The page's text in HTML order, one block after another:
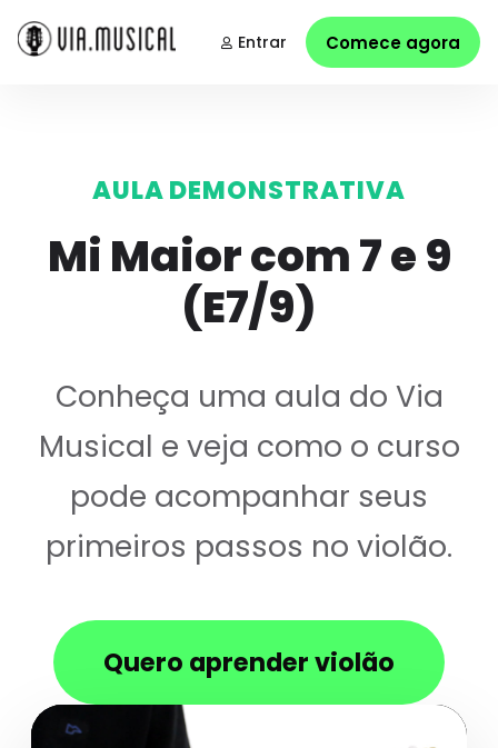
Entrar Comece agora
AULA DEMONSTRATIVA
Mi Maior com 7 e 9
(E7/9)
Conheça uma aula do Via
Musical e veja como o curso
pode acompanhar seus
primeiros passos no violão.
Quero aprender violão